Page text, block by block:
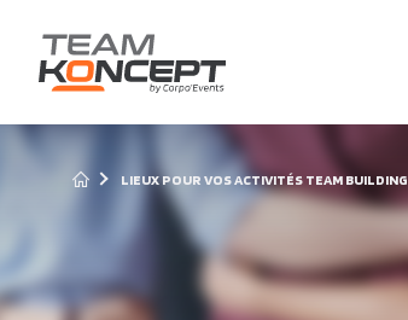
LIEUX POUR VOS ACTIVITÉS TEAM BUILDING